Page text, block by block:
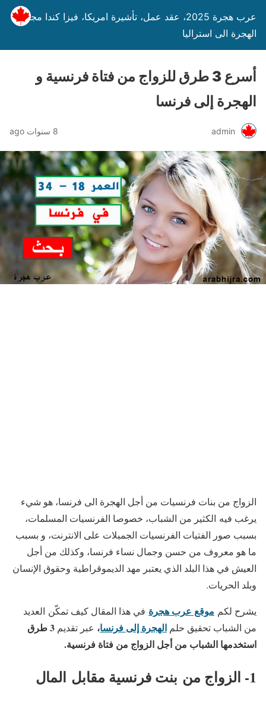
عرب هجرة 2025، عقد عمل، تأشيرة امريكا، فيزا كندا مجانا،
الهجرة الى استراليا
أسرع 3 طرق للزواج من فتاة فرنسية و
الهجرة إلى فرنسا
admin 8 سنوات ago
الزواج من بنات فرنسيات من أجل الهجرة الى فرنسا، هو شيء
يرغب فيه الكثير من الشباب، خصوصا الفرنسيات المسلمات،
بسبب صور الفتيات الفرنسيات الجمبلات على الانترنت، و بسبب
ما هو معروف من حسن وجمال نساء فرنسا، وكذلك من أجل
العيش في هذا البلد الذي يعتبر مهد الديموقراطية وحقوق الإنسان
وبلد الحريات.
يشرح لكم موقع عرب هجرة في هذا المقال كيف تمكّن العديد
من الشباب تحقيق حلم الهجرة إلى فرنسا، عبر تقديم
3 طرق
استخدمها الشباب من أجل الزواج من فتاة فرنسية.
1- الزواج من بنت فرنسية مقابل المال